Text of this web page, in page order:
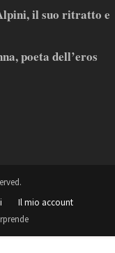
il suo ritratto e
poeta dell’eros
Il mio account